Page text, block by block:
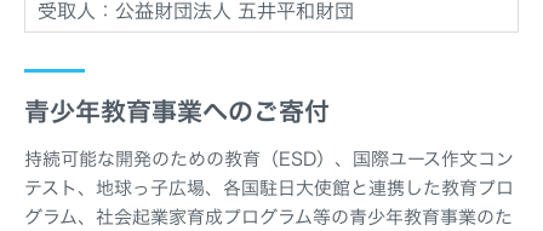
受取人：公益財団法人 五井平和財団
青少年教育事業へのご寄付
持続可能な開発のための教育（ESD）、国際ユース作文コン
テスト、地球っ子広場、各国駐日大使館と連携した教育プロ
グラム、社会起業家育成プログラム等の青少年教育事業のた